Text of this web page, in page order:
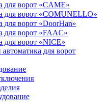
для ворот «CAME»
для ворот «COMUNELLO»
ворот «DoorHan»
для ворот «FAAC»
для ворот «NICE»
для ворот